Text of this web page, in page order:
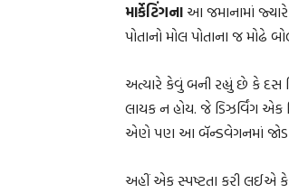
માર્કેટિંગના આ જમાનામાં
પોતાનો મોલ પોતાના જ મોઢે
અત્યારે કેવું બની રહ્યું છે કે દસ
લાયક ન હોય. જે ડિઝર્વિંગ એક
એણે પણ આ બૅન્ડવેગનમાં
અહીં એક સ્પષ્ટતા કરી લઈએ